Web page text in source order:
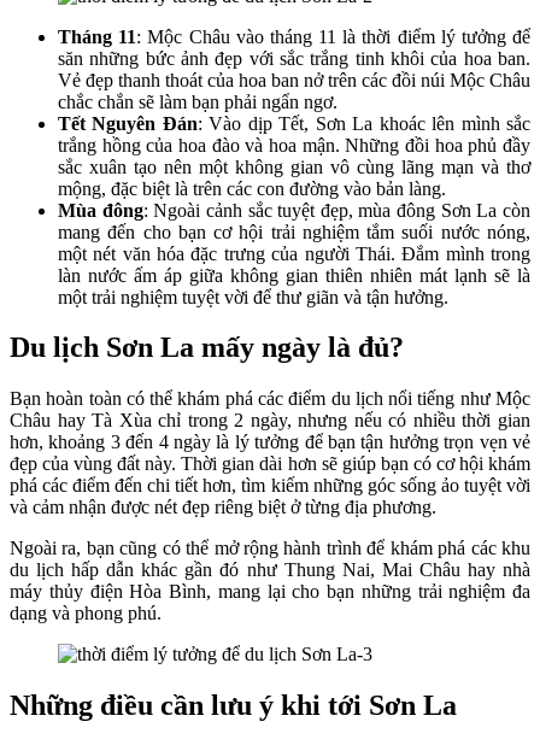
Tháng 11: Mộc Châu vào tháng 11 là thời điểm lý tưởng để
săn những bức ảnh đẹp với sắc trắng tinh khôi của hoa ban.
Vẻ đẹp thanh thoát của hoa ban nở trên các đồi núi Mộc Châu
chắc chắn sẽ làm bạn phải ngẩn ngơ.
Tết Nguyên Đán: Vào dịp Tết, Sơn La khoác lên mình sắc
trắng hồng của hoa đào và hoa mận. Những đồi hoa phủ đầy
sắc xuân tạo nên một không gian vô cùng lãng mạn và thơ
mộng, đặc biệt là trên các con đường vào bản làng.
Mùa đông: Ngoài cảnh sắc tuyệt đẹp, mùa đông Sơn La còn
mang đến cho bạn cơ hội trải nghiệm tắm suối nước nóng,
một nét văn hóa đặc trưng của người Thái. Đắm mình trong
làn nước ấm áp giữa không gian thiên nhiên mát lạnh sẽ là
một trải nghiệm tuyệt vời để thư giãn và tận hưởng.
Du lịch Sơn La mấy ngày là đủ?
Bạn hoàn toàn có thể khám phá các điểm du lịch nổi tiếng như Mộc
Châu hay Tà Xùa chỉ trong 2 ngày, nhưng nếu có nhiều thời gian
hơn, khoảng 3 đến 4 ngày là lý tưởng để bạn tận hưởng trọn vẹn vẻ
đẹp của vùng đất này. Thời gian dài hơn sẽ giúp bạn có cơ hội khám
phá các điểm đến chi tiết hơn, tìm kiếm những góc sống ảo tuyệt vời
và cảm nhận được nét đẹp riêng biệt ở từng địa phương.
Ngoài ra, bạn cũng có thể mở rộng hành trình để khám phá các khu
du lịch hấp dẫn khác gần đó như Thung Nai, Mai Châu hay nhà
máy thủy điện Hòa Bình, mang lại cho bạn những trải nghiệm đa
dạng và phong phú.
Những điều cần lưu ý khi tới Sơn La